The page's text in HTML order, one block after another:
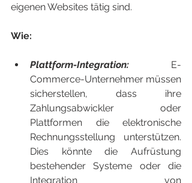
eigenen Websites tätig sind.
Wie:
Plattform-Integration: E-
Commerce-Unternehmer müssen
sicherstellen, dass ihre
Zahlungsabwickler oder
Plattformen die elektronische
Rechnungsstellung unterstützen.
Dies könnte die Aufrüstung
bestehender Systeme oder die
Integration von